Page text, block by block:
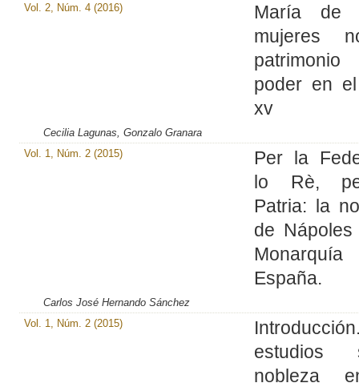
Vol. 2, Núm. 4 (2016)
María de
mujeres
poder en
xv
Cecilia Lagunas, Gonzalo Granara
Vol. 1, Núm. 2 (2015)
Per la
lo Rè,
Patria: la
de
España.
Carlos José Hernando Sánchez
Vol. 1, Núm. 2 (2015)
estudios
nobleza